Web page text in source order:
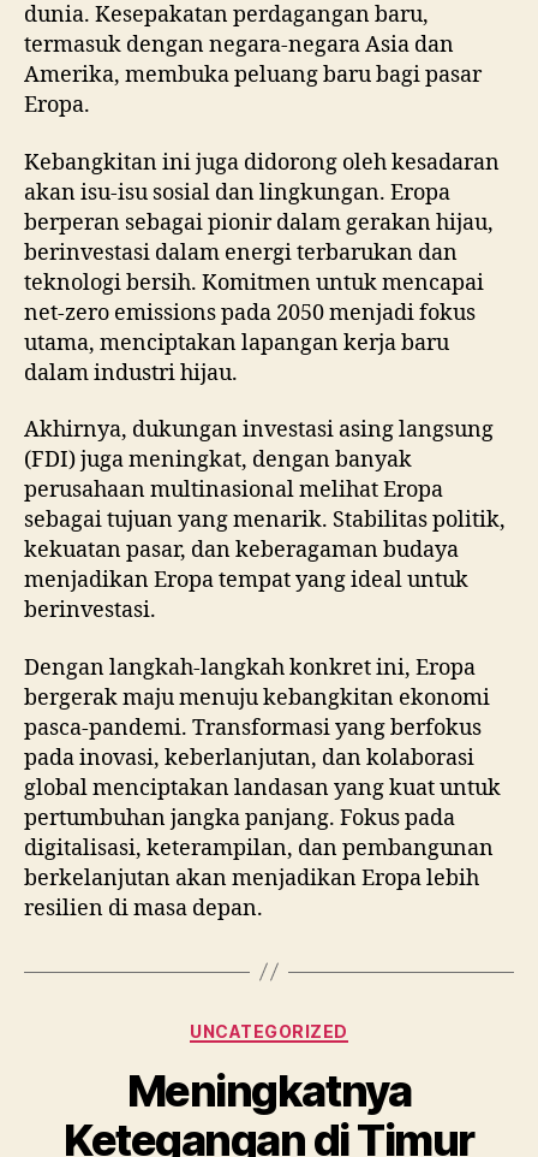
dunia. Kesepakatan perdagangan baru,
termasuk dengan negara-negara Asia dan
Amerika, membuka peluang baru bagi pasar
Eropa.
Kebangkitan ini juga didorong oleh kesadaran
akan isu-isu sosial dan lingkungan. Eropa
berperan sebagai pionir dalam gerakan hijau,
berinvestasi dalam energi terbarukan dan
teknologi bersih. Komitmen untuk mencapai
net-zero emissions pada 2050 menjadi fokus
utama, menciptakan lapangan kerja baru
dalam industri hijau.
Akhirnya, dukungan investasi asing langsung
(FDI) juga meningkat, dengan banyak
perusahaan multinasional melihat Eropa
sebagai tujuan yang menarik. Stabilitas politik,
kekuatan pasar, dan keberagaman budaya
menjadikan Eropa tempat yang ideal untuk
berinvestasi.
Dengan langkah-langkah konkret ini, Eropa
bergerak maju menuju kebangkitan ekonomi
pasca-pandemi. Transformasi yang berfokus
pada inovasi, keberlanjutan, dan kolaborasi
global menciptakan landasan yang kuat untuk
pertumbuhan jangka panjang. Fokus pada
digitalisasi, keterampilan, dan pembangunan
berkelanjutan akan menjadikan Eropa lebih
resilien di masa depan.
Categories
UNCATEGORIZED
Meningkatnya
Ketegangan di Timur